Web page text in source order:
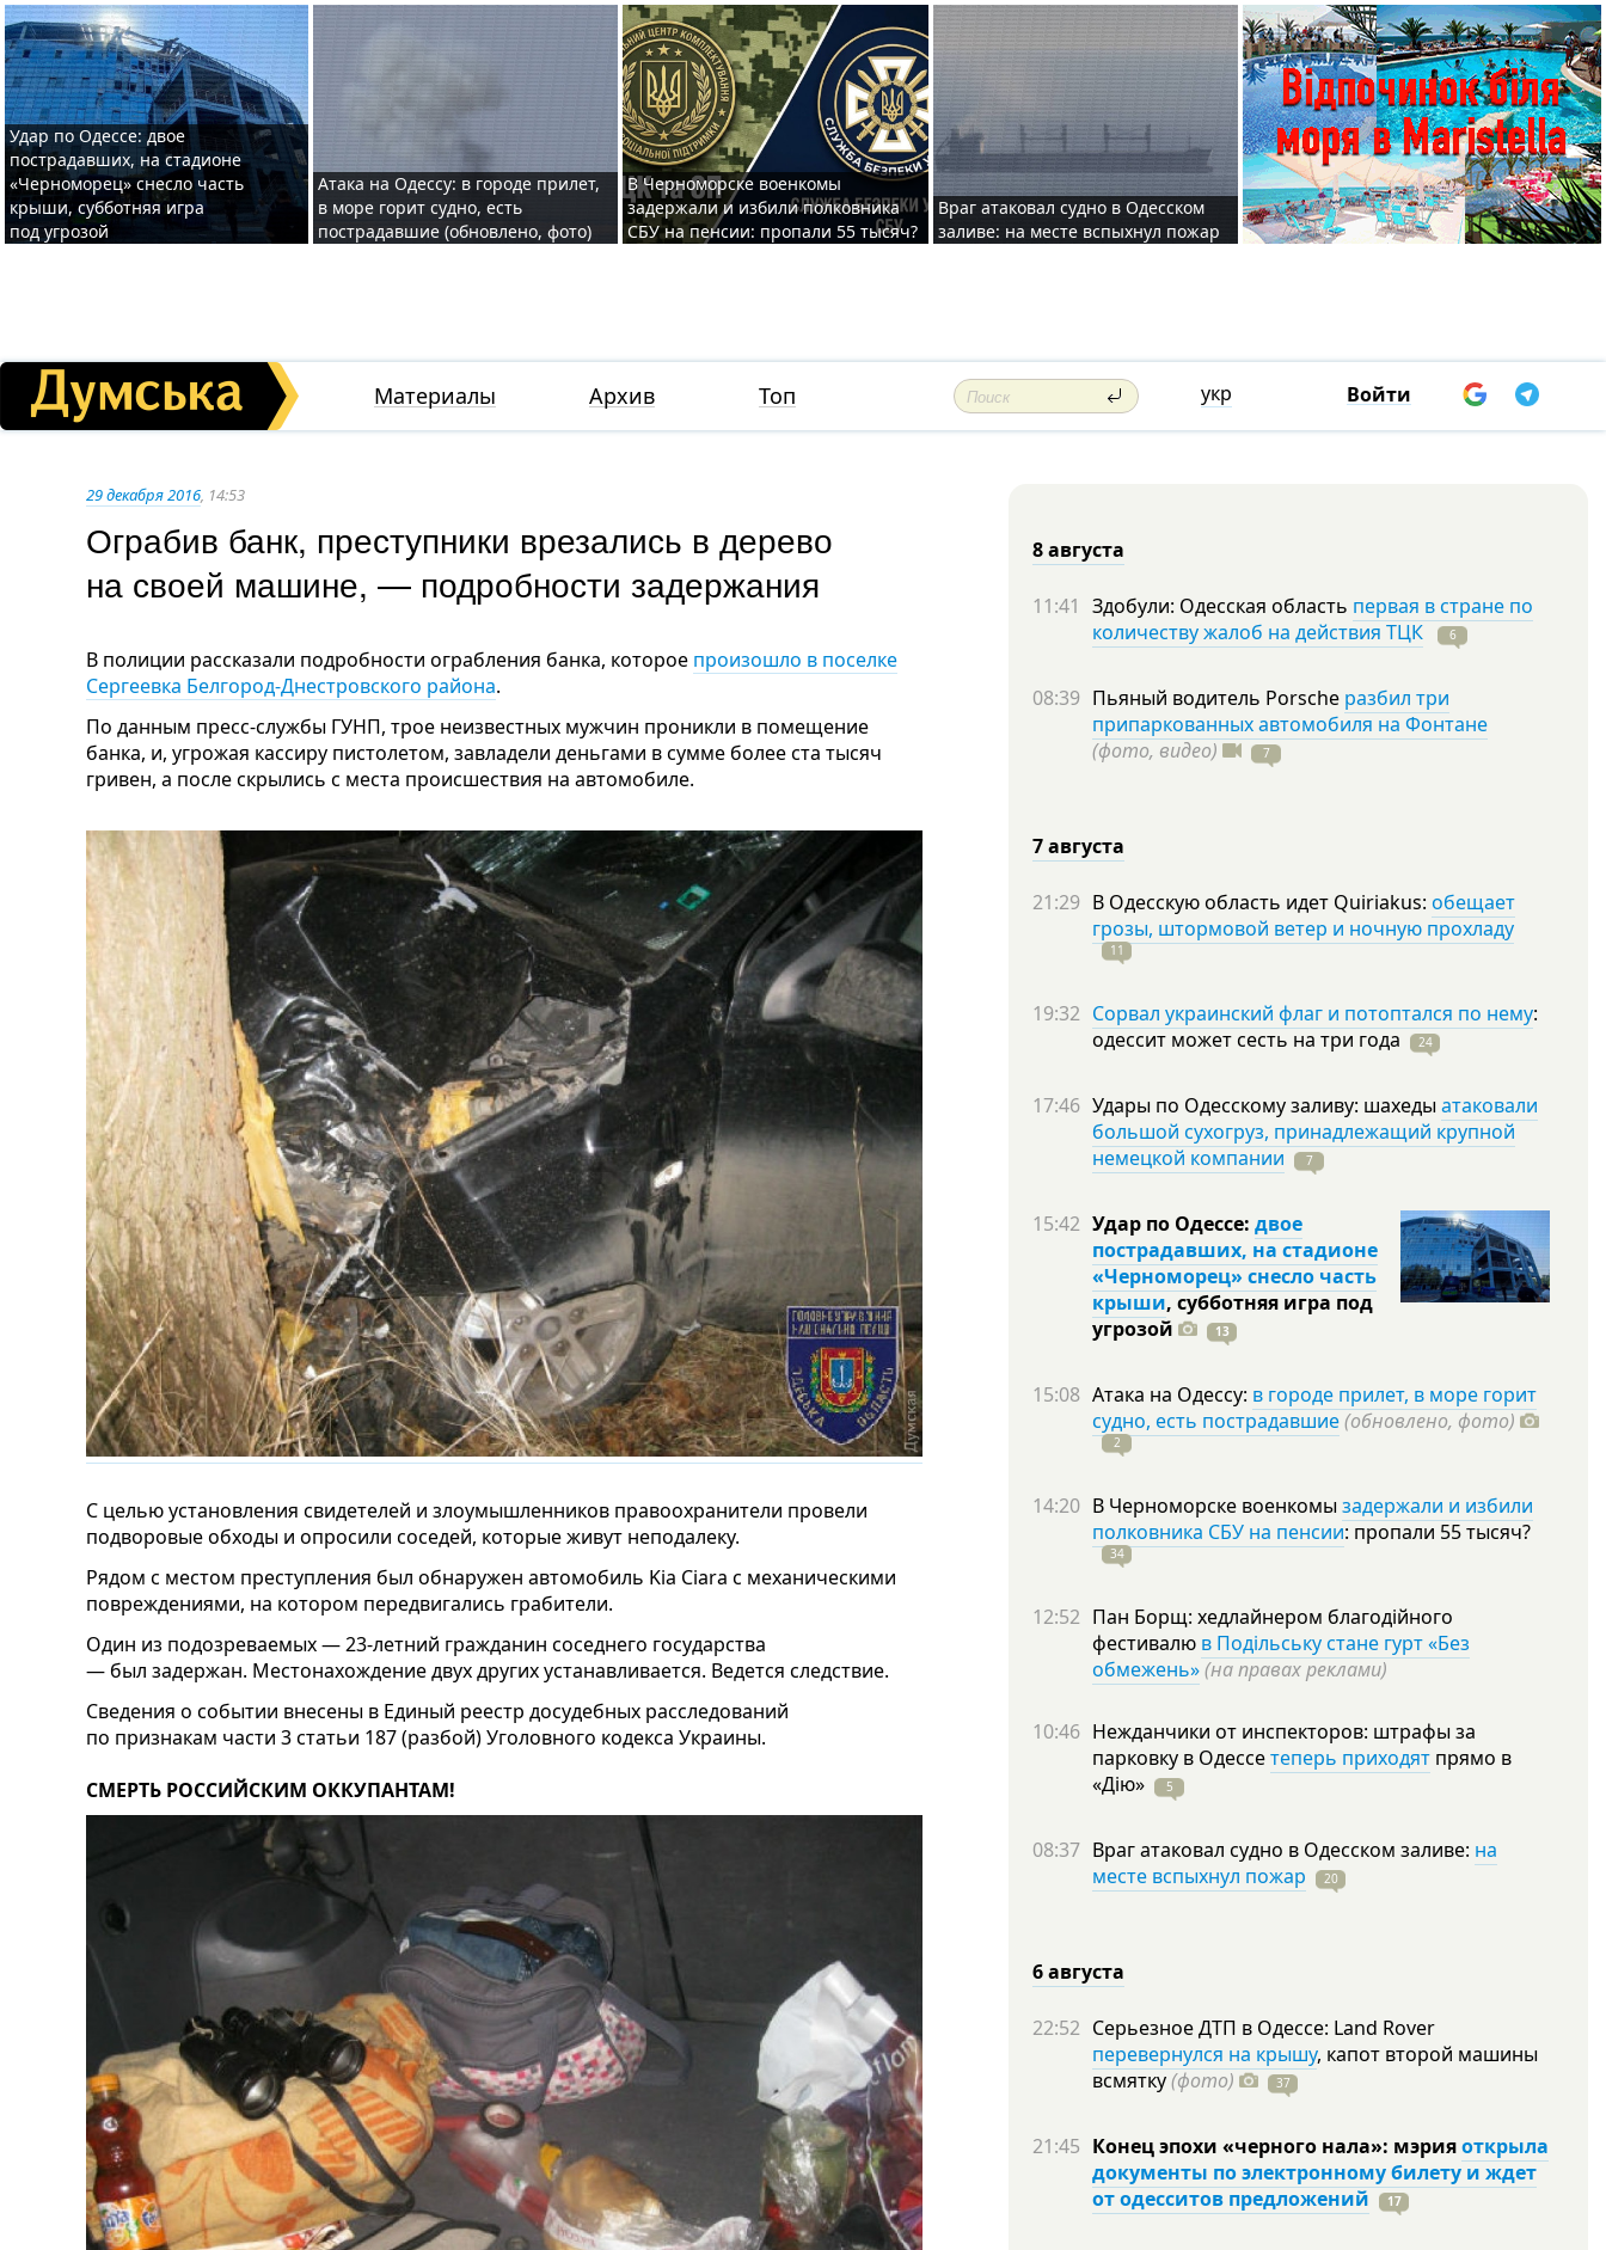
Удар по Одессе: двое
пострадавших, на стадионе
«Черноморец» снесло часть
крыши, субботняя игра
под угрозой
Атака на Одессу: в городе прилет,
в море горит судно, есть
пострадавшие (обновлено, фото)
В Черноморске военкомы
задержали и избили полковника
СБУ на пенсии: пропали 55 тысяч?
Враг атаковал судно в Одесском
заливе: на месте вспыхнул пожар
Материалы Архив Топ укр Войти
29 декабря 2016, 14:53
Ограбив банк, преступники врезались в дерево
на своей машине, — подробности задержания
В полиции рассказали подробности ограбления банка, которое произошло в поселке
Сергеевка Белгород-Днестровского района.
По данным пресс-службы ГУНП, трое неизвестных мужчин проникли в помещение
банка, и, угрожая кассиру пистолетом, завладели деньгами в сумме более ста тысяч
гривен, а после скрылись с места происшествия на автомобиле.
С целью установления свидетелей и злоумышленников правоохранители провели
подворовые обходы и опросили соседей, которые живут неподалеку.
Рядом с местом преступления был обнаружен автомобиль Kia Ciara с механическими
повреждениями, на котором передвигались грабители.
Один из подозреваемых — 23-летний гражданин соседнего государства
— был задержан. Местонахождение двух других устанавливается. Ведется следствие.
Сведения о событии внесены в Единый реестр досудебных расследований
по признакам части 3 статьи 187 (разбой) Уголовного кодекса Украины.
СМЕРТЬ РОССИЙСКИМ ОККУПАНТАМ!
8 августа
11:41 Здобули: Одесская область первая в стране по
количеству жалоб на действия ТЦК
6
08:39 Пьяный водитель Porsche разбил три
припаркованных автомобиля на Фонтане
(фото, видео)
7
7 августа
21:29 В Одесскую область идет Quiriakus: обещает
грозы, штормовой ветер и ночную прохладу
11
19:32 Сорвал украинский флаг и потоптался по нему:
одессит может сесть на три года 24
17:46 Удары по Одесскому заливу: шахеды атаковали
большой сухогруз, принадлежащий крупной
немецкой компании
7
15:42 Удар по Одессе: двое
пострадавших, на стадионе
«Черноморец» снесло часть
крыши, субботняя игра под
угрозой
13
15:08 Атака на Одессу: в городе прилет, в море горит
судно, есть пострадавшие(обновлено, фото)
2
14:20 В Черноморске военкомы задержали и избили
полковника СБУ на пенсии: пропали 55тысяч?
34
12:52 Пан Борщ: хедлайнером благодійного
фестивалю в Подільську стане гурт «Без
обмежень»(на правах реклами)
10:46 Нежданчики от инспекторов: штрафы за
парковку в Одессетеперь приходят прямо в
«Дію»
5
08:37 Враг атаковал судно в Одесском заливе: на
месте вспыхнул пожар
20
6 августа
22:52 Серьезное ДТП в Одессе: Land Rover
перевернулся на крышу, капот второй машины
всмятку(фото) 37
21:45 Конец эпохи «черного нала»: мэрияоткрыла
документы по электронному билету и ждет
от одесситов предложений
17